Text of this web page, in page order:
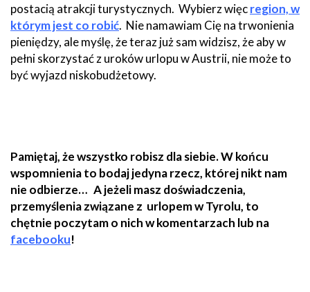
postacią atrakcji turystycznych. Wybierz więcregion, w
którym jest co robić. Nie namawiam Cię na trwonienia
pieniędzy, ale myślę, że teraz już sam widzisz, że aby w
pełni skorzystać z uroków urlopu w Austrii, nie może to
być wyjazd niskobudżetowy.
Pamiętaj, że wszystko robisz dla siebie. W końcu
wspomnienia to bodaj jedyna rzecz, której nikt nam
nie odbierze… A jeżeli masz doświadczenia,
przemyślenia związane z urlopem w Tyrolu, to
chętnie poczytam o nich w komentarzach lub na
facebooku!